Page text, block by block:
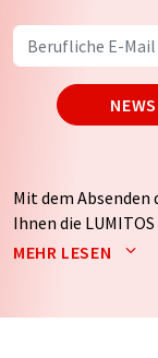
Mit dem Absenden
Ihnen die
Newsletter per E-
auf Basis unserer
MEHR LESEN